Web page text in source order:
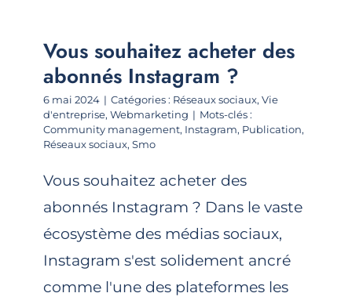
Vous souhaitez acheter des
abonnés Instagram ?
6 mai 2024 | Catégories : Réseaux sociaux, Vie
d'entreprise, Webmarketing | Mots-clés :
Community management, Instagram, Publication,
Réseaux sociaux, Smo
Vous souhaitez acheter des
abonnés Instagram ? Dans le vaste
écosystème des médias sociaux,
Instagram s'est solidement ancré
comme l'une des plateformes les